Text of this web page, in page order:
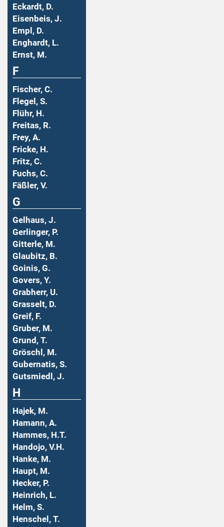
Eckardt, D.
Eisenbeis, J.
Empl, D.
Enghardt, L.
Ernst, M.
F
Fischer, C.
Flegel, S.
Flühr, H.
Freitas, R.
Frey, A.
Fricke, H.
Fritz, C.
Fuchs, C.
Fäßler, V.
G
Gelhaus, J.
Gerlinger, P.
Gitterle, M.
Glaubitz, B.
Goinis, G.
Govers, Y.
Grabherr, U.
Grasselt, D.
Greif, F.
Gruber, M.
Grund, T.
Gröschl, M.
Gubernatis, S.
Gutsmiedl, J.
H
Hajek, M.
Hamann, A.
Hammes, H.T.
Handojo, V.H.
Hanke, M.
Haupt, M.
Hecker, P.
Heinrich, L.
Helm, S.
Henschel, T.